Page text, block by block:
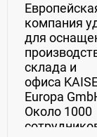
компания
для
склада и
офиса
Europa
Около 1000